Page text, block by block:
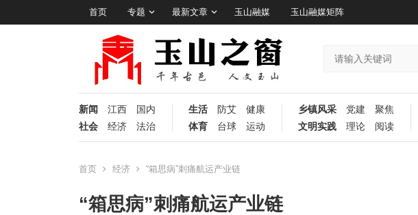
首页 专题 最新文章 玉山融媒 玉山融媒矩阵
新闻 江西
国内
社会
经济 法治
生活 防艾
健康
体育
台球 运动
乡镇风采 党建
聚焦
文明实践
理论 阅读
首页 经济 “箱思病”刺痛航运产业链
“箱思病”刺痛航运产业链